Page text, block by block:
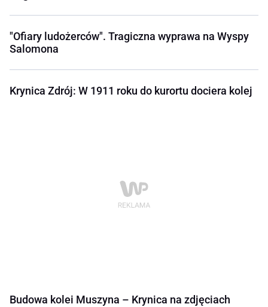
"Ofiary ludożerców". Tragiczna wyprawa na Wyspy
Salomona
Krynica Zdrój: W 1911 roku do kurortu dociera kolej
Budowa kolei Muszyna – Krynica na zdjęciach